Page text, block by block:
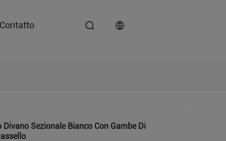
Contatto
Divano Sezionale Bianco Con Gambe Di